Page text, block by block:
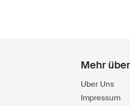
Mehr
Uber Uns
Impressum